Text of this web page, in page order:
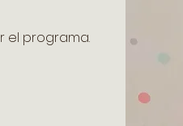
el programa.